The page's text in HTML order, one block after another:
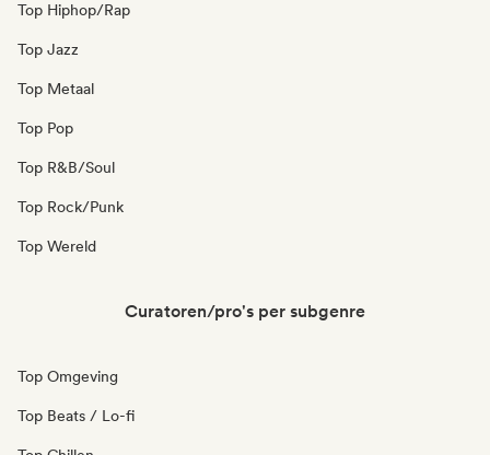
Top Hiphop/Rap
Top Jazz
Top Metaal
Top Pop
Top R&B/Soul
Top Rock/Punk
Top Wereld
Curatoren/pro's per subgenre
Top Omgeving
Top Beats / Lo-fi